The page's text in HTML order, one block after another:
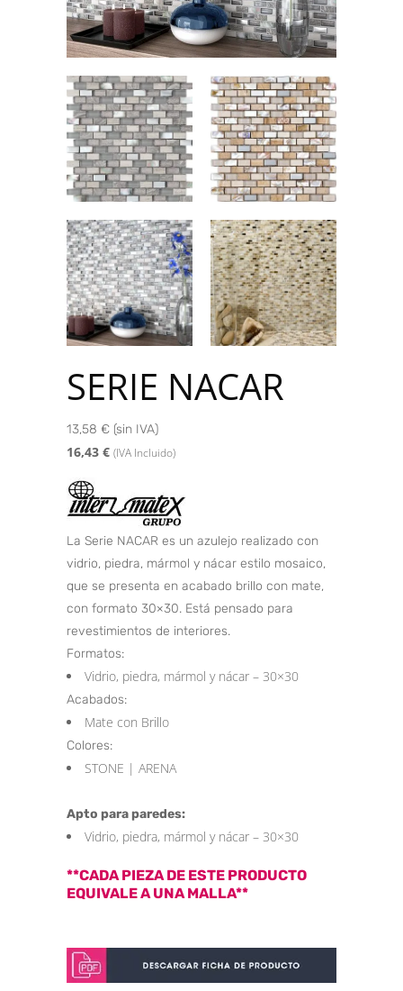
SERIE NACAR
13,58 € (sin IVA)
16,43 € (IVA Incluido)
La Serie NACAR es un azulejo realizado con
vidrio, piedra, mármol y nácar estilo mosaico,
que se presenta en acabado brillo con mate,
con formato 30×30. Está pensado para
revestimientos de interiores.
Formatos:
Vidrio, piedra, mármol y nácar – 30×30
Acabados:
Mate con Brillo
Colores:
STONE | ARENA
Apto para paredes:
Vidrio, piedra, mármol y nácar – 30×30
**CADA PIEZA DE ESTE PRODUCTO
EQUIVALE A UNA MALLA**